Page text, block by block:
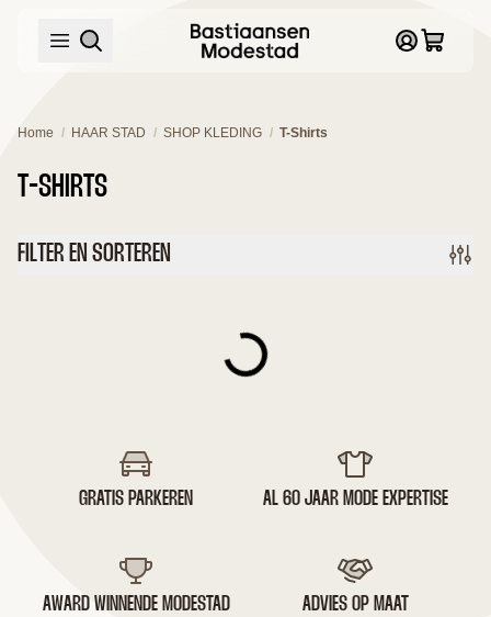
Home / HAAR STAD / SHOP KLEDING / T-Shirts
T-SHIRTS
FILTER EN SORTEREN
GRATIS PARKEREN AL 60 JAAR MODE EXPERTISE
AWARD WINNENDE MODESTAD ADVIES OP MAAT